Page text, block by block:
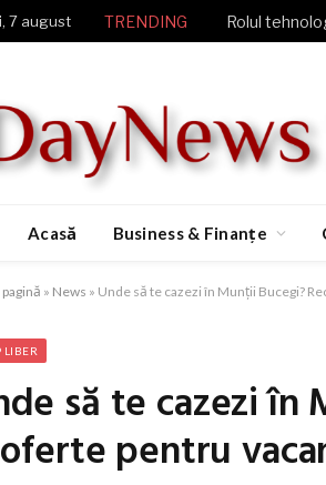
7 august TRENDING Rolul
Acasă Business & Finanțe
» News » Unde să te cazezi în Munții Bucegi?
LIBER
să te cazezi în
pentru